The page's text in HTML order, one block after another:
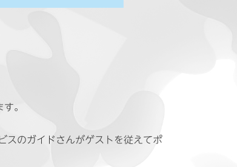
。
スのガイドさんがゲストを従えてポ